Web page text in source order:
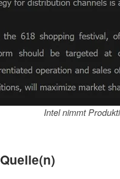
Intel nimmt
Quelle(n)